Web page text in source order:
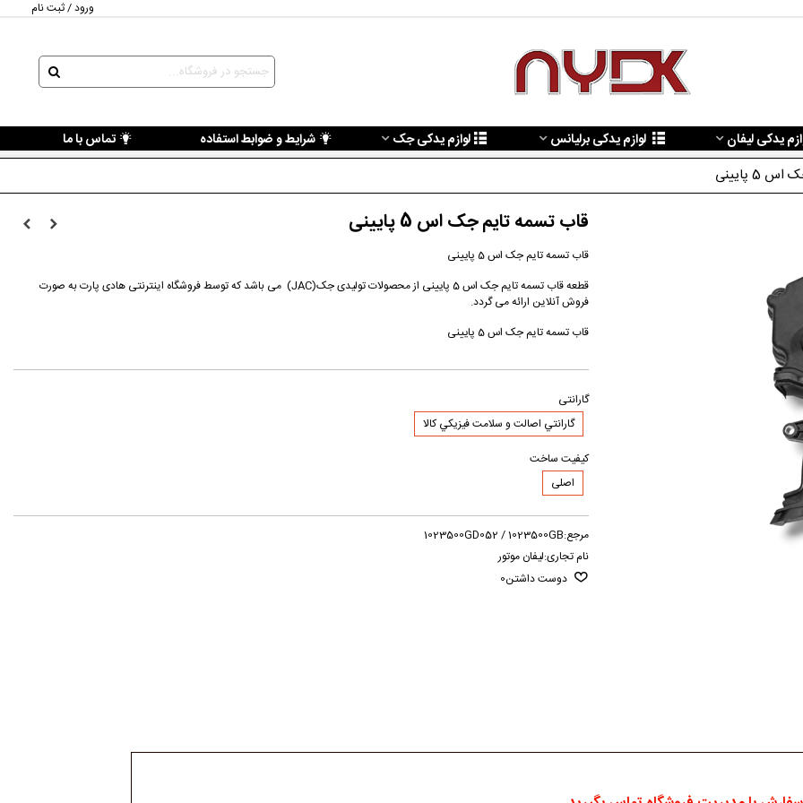
ورود / ثبت نام
یدکی لیفان لوازم یدکی برلیانس لوازم یدکی جک شرایط و ضوابط استفاده تماس با ما
پایینی
قاب تسمه تایم جک اس 5 پایینی
قاب تسمه تایم جک اس 5 پایینی
قطعه قاب تسمه تایم جک اس 5 پایینی از محصولات تولیدی جک(JAC) می باشد که توسط فروشگاه اینترنتی هادی پارت به صورت
فروش آنلاین ارائه می گردد.
قاب تسمه تایم جک اس 5 پایینی
گارانتی
گارانتي اصالت و سلامت فيزيکي کالا
کیفیت ساخت
اصلی
مرجع:1023500GD052 / 1023500GB
نام تجاری:لیفان موتور
دوست داشتن0